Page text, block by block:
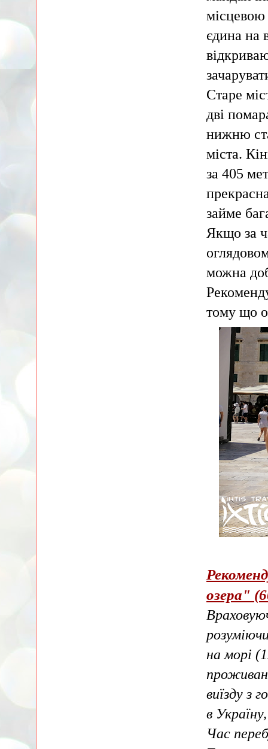
місцевою
єдина на
Старе
дві
нижню
міста.
за 405
займе
Якщо за
можна
тому що
озера"
на морі
виїзду з
в
Час